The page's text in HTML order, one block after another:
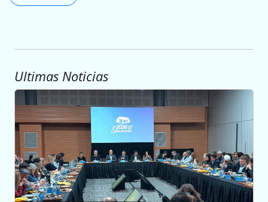
Ultimas Noticias